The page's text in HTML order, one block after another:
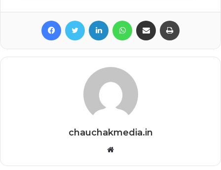
FacebookTwitter LinkedIn WhatsAppShare via Email
chauchakmedia.in
Website